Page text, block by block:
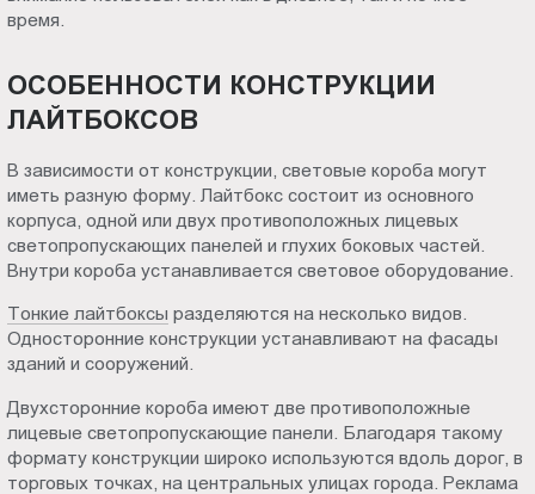
время.
ОСОБЕННОСТИ КОНСТРУКЦИИ
ЛАЙТБОКСОВ
В зависимости от конструкции, световые короба могут
иметь разную форму. Лайтбокс состоит из основного
корпуса, одной или двух противоположных лицевых
светопропускающих панелей и глухих боковых частей.
Внутри короба устанавливается световое оборудование.
Тонкие лайтбоксы разделяются на несколько видов.
Односторонние конструкции устанавливают на фасады
зданий и сооружений.
Двухсторонние короба имеют две противоположные
лицевые светопропускающие панели. Благодаря такому
формату конструкции широко используются вдоль дорог, в
торговых точках, на центральных улицах города. Реклама
Пт.:
18.00
Сб.,
выходной